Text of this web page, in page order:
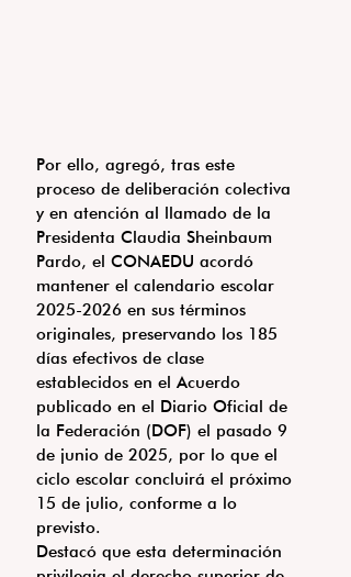
Por ello, agregó, tras este
proceso de deliberación colectiva
y en atención al llamado de la
Presidenta Claudia Sheinbaum
Pardo, el CONAEDU acordó
mantener el calendario escolar
2025-2026 en sus términos
originales, preservando los 185
días efectivos de clase
establecidos en el Acuerdo
publicado en el Diario Oficial de
la Federación (DOF) el pasado 9
de junio de 2025, por lo que el
ciclo escolar concluirá el próximo
15 de julio, conforme a lo
previsto.
Destacó que esta determinación